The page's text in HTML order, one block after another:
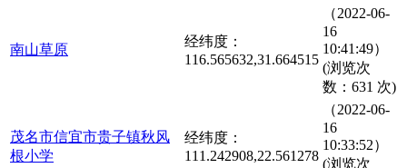
南山草原
经纬度：
116.565632,31.664515
（2022-06-
16
10:41:49）
(浏览次
数：631 次)
茂名市信宜市贵子镇秋风
根小学
经纬度：
111.242908,22.561278
（2022-06-
16
10:33:52）
(浏览次